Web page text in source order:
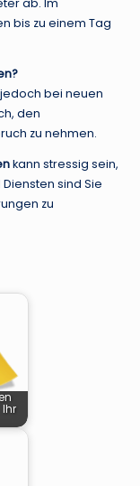
bis zu einem Tag
bei neuen
den
zu nehmen.
kann stressig sein,
sind Sie
zu
Ihr